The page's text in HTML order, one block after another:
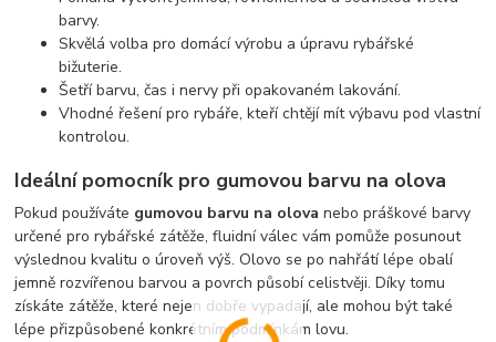
barvy.
Skvělá volba pro domácí výrobu a úpravu rybářské
bižuterie.
Šetří barvu, čas i nervy při opakovaném lakování.
Vhodné řešení pro rybáře, kteří chtějí mít výbavu pod vlastní
kontrolou.
Ideální pomocník pro gumovou barvu na olova
Pokud používáte gumovou barvu na olova nebo práškové barvy
určené pro rybářské zátěže, fluidní válec vám pomůže posunout
výslednou kvalitu o úroveň výš. Olovo se po nahřátí lépe obalí
jemně rozvířenou barvou a povrch působí celistvěji. Díky tomu
získáte zátěže, které nejen dobře vypadají, ale mohou být také
lépe přizpůsobené konkrétním podmínkám lovu.